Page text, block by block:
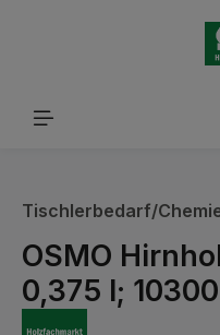
Tischlerbedarf/
OSMO
0,375 l;